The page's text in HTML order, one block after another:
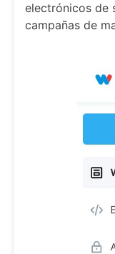
electrónicos de
campañas de